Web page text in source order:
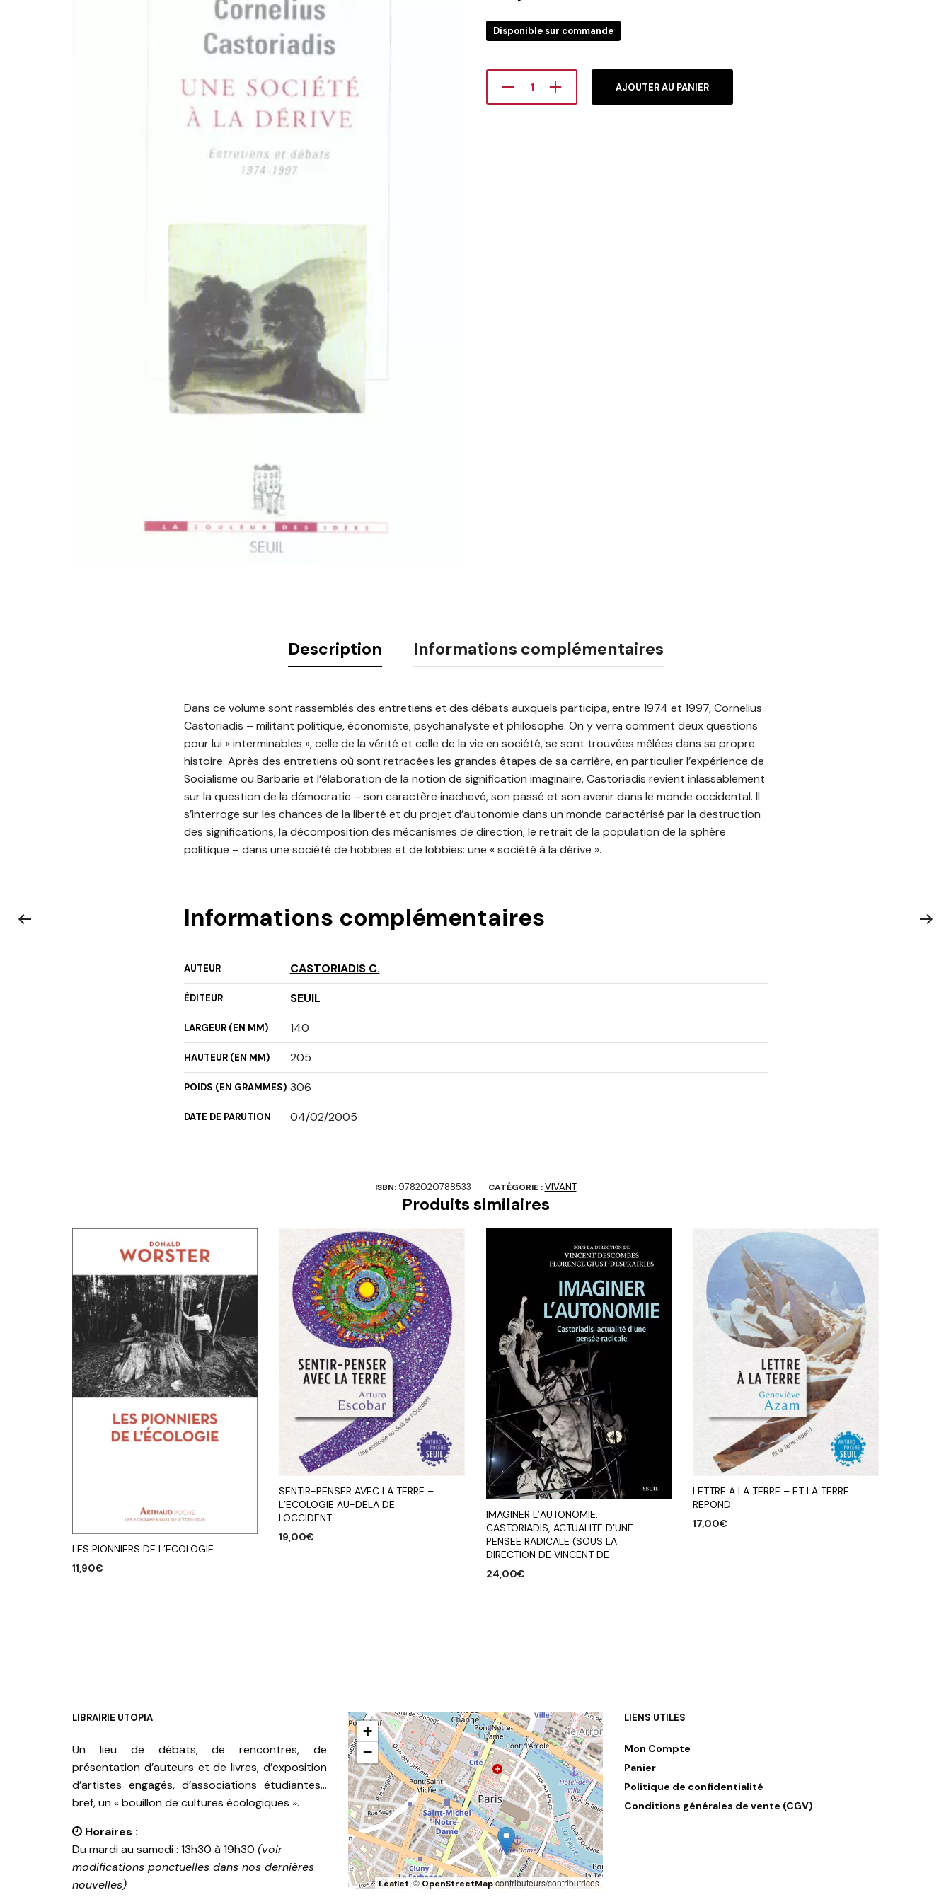
Disponible sur commande
AJOUTER AU PANIER
Description Informations complémentaires
Dans ce volume sont rassemblés des entretiens et des débats auxquels participa, entre 1974 et 1997, Cornelius
Castoriadis – militant politique, économiste, psychanalyste et philosophe. On y verra comment deux questions
pour lui « interminables », celle de la vérité et celle de la vie en société, se sont trouvées mêlées dans sa propre
histoire. Après des entretiens où sont retracées les grandes étapes de sa carrière, en particulier l’expérience de
Socialisme ou Barbarie et l’élaboration de la notion de signification imaginaire, Castoriadis revient inlassablement
sur la question de la démocratie – son caractère inachevé, son passé et son avenir dans le monde occidental. Il
s’interroge sur les chances de la liberté et du projet d’autonomie dans un monde caractérisé par la destruction
des significations, la décomposition des mécanismes de direction, le retrait de la population de la sphère
politique – dans une société de hobbies et de lobbies: une « société à la dérive ».
Informations complémentaires
AUTEUR CASTORIADIS C.
ÉDITEUR SEUIL
LARGEUR (EN MM) 140
HAUTEUR (EN MM) 205
POIDS (EN GRAMMES) 306
DATE DE PARUTION 04/02/2005
ISBN: 9782020788533 CATÉGORIE :VIVANT
Produits similaires
LES PIONNIERS DE L’ECOLOGIE
11,90€
SENTIR-PENSER AVEC LA TERRE –
L’ECOLOGIE AU-DELA DE
LOCCIDENT
19,00€
IMAGINER L’AUTONOMIE.
CASTORIADIS, ACTUALITE D’UNE
PENSEE RADICALE (SOUS LA
DIRECTION DE VINCENT DE
24,00€
LETTRE A LA TERRE – ET LA TERRE
REPOND
17,00€
LIBRAIRIE UTOPIA
Un lieu de débats, de rencontres, de
présentation d’auteurs et de livres, d’exposition
d’artistes engagés, d’associations étudiantes…
bref, un « bouillon de cultures écologiques ».
Horaires :
Du mardi au samedi : 13h30 à 19h30 (voir
modifications ponctuelles dans nos dernières
nouvelles)
+
−
Leaflet, ©OpenStreetMapcontributeurs/contributrices
LIENS UTILES
Mon Compte
Panier
Politique de confidentialité
Conditions générales de vente (CGV)